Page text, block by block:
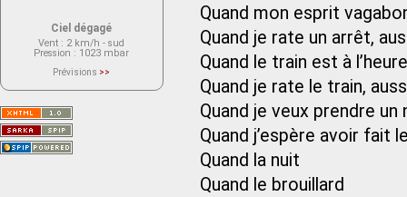
Quand mon esprit
Quand je rate un arrêt,
Quand le train est à
Quand je rate le train,
Quand je veux prendre
Quand j’espère avoir fait
Quand la nuit
Quand le brouillard
Ciel dégagé
Vent : 2 km/h - sud
Pression : 1023 mbar
Prévisions >>
actuellement aucune prévision
Saint-Nom.
Veuillez consulter le message du
service ci-dessous.
(401 - Invalid API key. Please see
https://openweathermap.org/faq#error401